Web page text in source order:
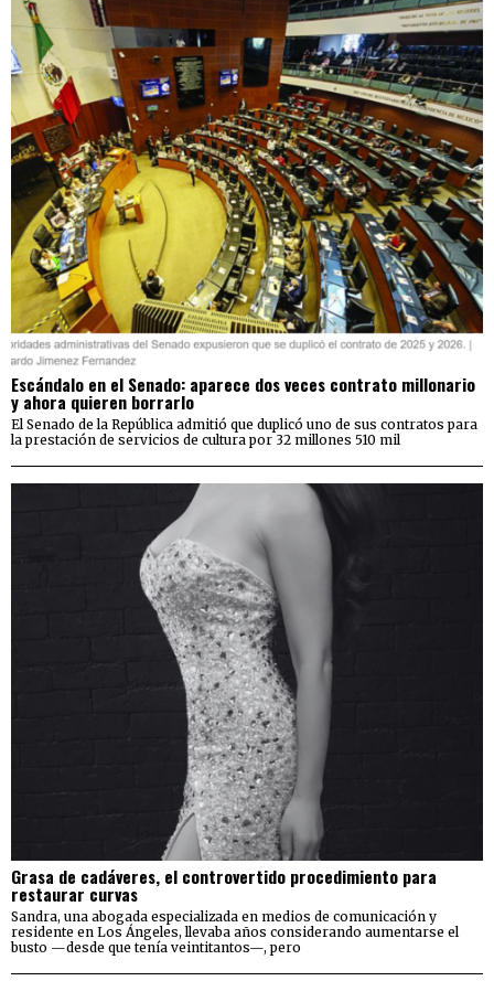
Escándalo en el Senado: aparece dos veces contrato millonario
y ahora quieren borrarlo
El Senado de la República admitió que duplicó uno de sus contratos para
la prestación de servicios de cultura por 32 millones 510 mil
Grasa de cadáveres, el controvertido procedimiento para
restaurar curvas
Sandra, una abogada especializada en medios de comunicación y
residente en Los Ángeles, llevaba años considerando aumentarse el
busto —desde que tenía veintitantos—, pero